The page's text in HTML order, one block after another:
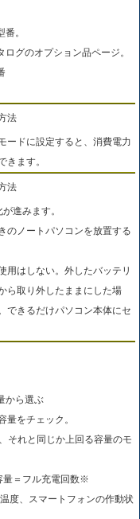
。
グのオプション品ページ。
法
ードに設定すると、消費電力
きます。
法
進みます。
のノートパソコンを放置する
用はしない。外したバッテリ
ら取り外したままにした場
できるだけパソコン本体にセ
から選ぶ
量をチェック。
それと同じか上回る容量のモ
量＝フル充電回数※
度、スマートフォンの作動状